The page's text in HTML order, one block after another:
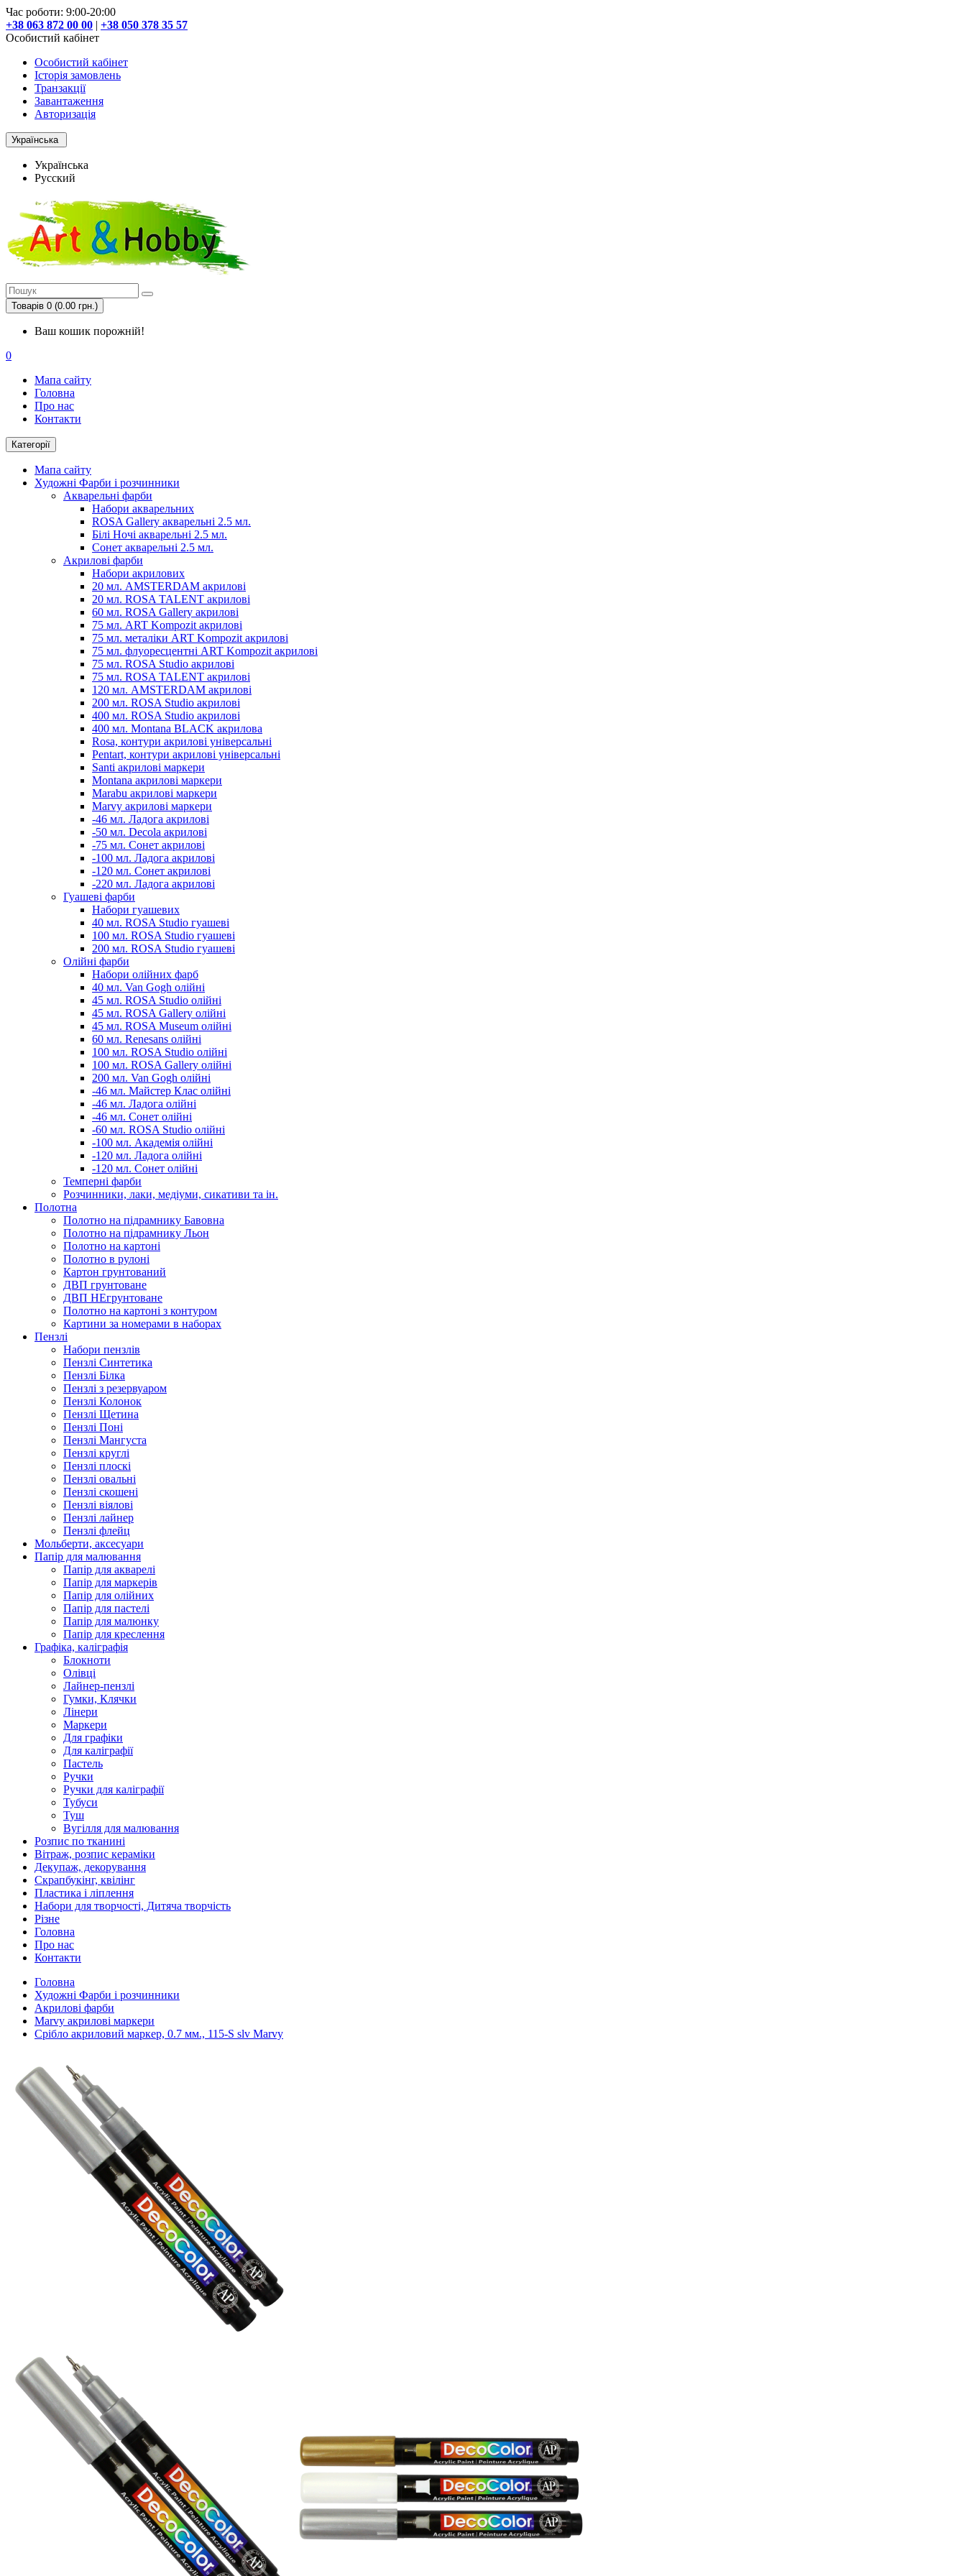
Час роботи: 9:00-20:00
+38 063 872 00 00 | +38 050 378 35 57
Особистий кабінет
Особистий кабінет
Історія замовлень
Транзакції
Завантаження
Авторизація
Українська
Українська
Русский
Товарів 0 (0.00 грн.)
Ваш кошик порожній!
0
Мапа сайту
Головна
Про нас
Контакти
Категорії
Мапа сайту
Художні Фарби і розчинники
Акварельні фарби
Набори акварельних
ROSA Gallery акварельні 2.5 мл.
Білі Ночі акварельні 2.5 мл.
Сонет акварельні 2.5 мл.
Акрилові фарби
Набори акрилових
20 мл. AMSTERDAM акрилові
20 мл. ROSA TALENT акрилові
60 мл. ROSA Gallery акрилові
75 мл. ART Kompozit акрилові
75 мл. металіки ART Kompozit акрилові
75 мл. флуоресцентні ART Kompozit акрилові
75 мл. ROSA Studio акрилові
75 мл. ROSA TALENT акрилові
120 мл. AMSTERDAM акрилові
200 мл. ROSA Studio акрилові
400 мл. ROSA Studio акрилові
400 мл. Montana BLACK акрилова
Rosa, контури акрилові універсальні
Pentart, контури акрилові універсальні
Santi акрилові маркери
Montana акрилові маркери
Marabu акрилові маркери
Marvy акрилові маркери
-46 мл. Ладога акрилові
-50 мл. Decola акрилові
-75 мл. Сонет акрилові
-100 мл. Ладога акрилові
-120 мл. Сонет акрилові
-220 мл. Ладога акрилові
Гуашеві фарби
Набори гуашевих
40 мл. ROSA Studio гуашеві
100 мл. ROSA Studio гуашеві
200 мл. ROSA Studio гуашеві
Олійні фарби
Набори олійних фарб
40 мл. Van Gogh олійні
45 мл. ROSA Studio олійні
45 мл. ROSA Gallery олійні
45 мл. ROSA Museum олійні
60 мл. Renesans олійні
100 мл. ROSA Studio олійні
100 мл. ROSA Gallery олійні
200 мл. Van Gogh олійні
-46 мл. Майстер Клас олійні
-46 мл. Ладога олійні
-46 мл. Сонет олійні
-60 мл. ROSA Studio олійні
-100 мл. Академія олійні
-120 мл. Ладога олійні
-120 мл. Сонет олійні
Темперні фарби
Розчинники, лаки, медіуми, сикативи та ін.
Полотна
Полотно на підрамнику Бавовна
Полотно на підрамнику Льон
Полотно на картоні
Полотно в рулоні
Картон грунтований
ДВП грунтоване
ДВП НЕгрунтоване
Полотно на картоні з контуром
Картини за номерами в наборах
Пензлі
Набори пензлів
Пензлі Синтетика
Пензлі Білка
Пензлі з резервуаром
Пензлі Колонок
Пензлі Щетина
Пензлі Поні
Пензлі Мангуста
Пензлі круглі
Пензлі плоскі
Пензлі овальні
Пензлі скошені
Пензлі віялові
Пензлі лайнер
Пензлі флейц
Мольберти, аксесуари
Папір для малювання
Папір для акварелі
Папір для маркерів
Папір для олійних
Папір для пастелі
Папір для малюнку
Папір для креслення
Графіка, каліграфія
Блокноти
Олівці
Лайнер-пензлі
Гумки, Клячки
Лінери
Маркери
Для графіки
Для каліграфії
Пастель
Ручки
Ручки для каліграфії
Тубуси
Туш
Вугілля для малювання
Розпис по тканині
Вітраж, розпис кераміки
Декупаж, декорування
Скрапбукінг, квілінг
Пластика і ліплення
Набори для творчості, Дитяча творчість
Різне
Головна
Про нас
Контакти
Головна
Художні Фарби і розчинники
Акрилові фарби
Marvy акрилові маркери
Срібло акриловий маркер, 0.7 мм., 115-S slv Marvy